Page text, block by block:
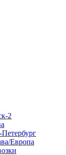
2
Европа